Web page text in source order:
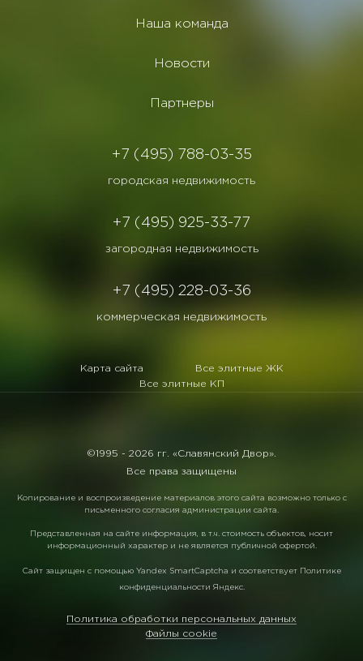
Наша команда
Новости
Партнеры
+7 (495) 788-03-35
городская недвижимость
+7 (495) 925-33-77
загородная недвижимость
+7 (495) 228-03-36
коммерческая недвижимость
Карта сайта
Все элитные ЖК
Все элитные КП
©1995 - 2026 гг. «Славянский Двор».
Все права защищены
Копирование и воспроизведение материалов этого сайта возможно только с
письменного согласия администрации сайта.
Представленная на сайте информация, в т.ч. стоимость объектов, носит
информационный характер и не является публичной офертой.
Сайт защищен с помощью Yandex SmartCaptcha и соответствует Политике
конфиденциальности Яндекс.
Политика обработки персональных данных
Файлы cookie